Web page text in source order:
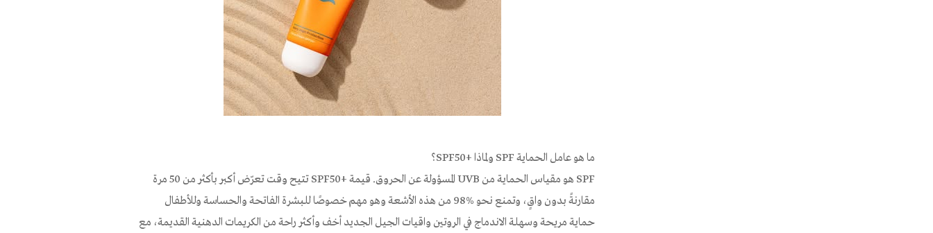
ما هو عامل الحماية SPF ولماذا +SPF50؟
SPF هو مقياس الحماية من UVB المسؤولة عن الحروق. قيمة +SPF50 تتيح وقت تعرّض أكبر بأكثر من 50 مرة
مقارنةً بدون واقٍ، وتمنع نحو %98 من هذه الأشعة وهو مهم خصوصًا للبشرة الفاتحة والحساسة وللأطفال
حماية مريحة وسهلة الاندماج في الروتين واقيات الجيل الجديد أخف وأكثر راحة من الكريمات الدهنية القديمة، مع